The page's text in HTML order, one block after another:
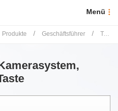
Menü
Produkte / Geschäftsführer / Touch-Taste-Überwachungssystem